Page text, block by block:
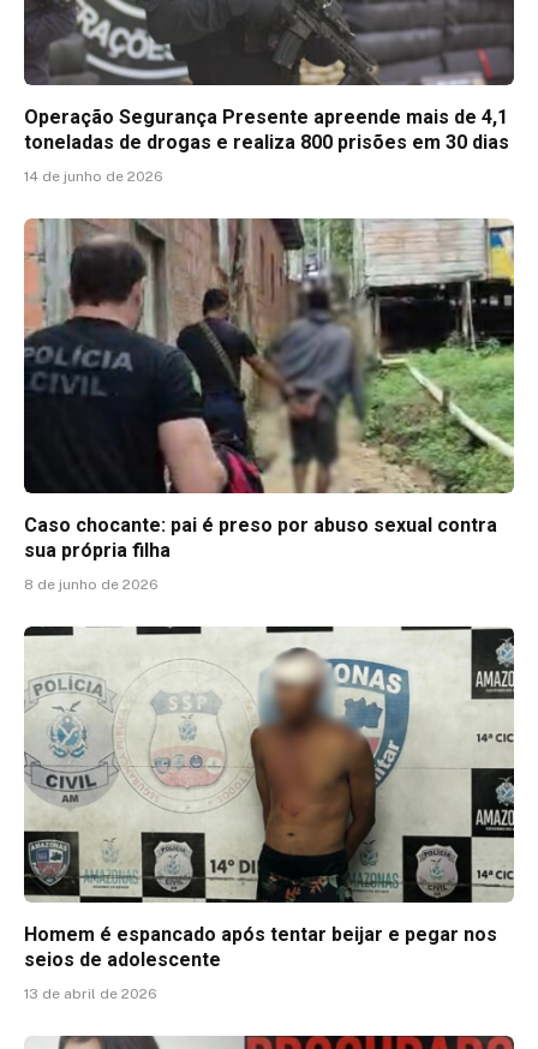
Operação Segurança Presente apreende mais de 4,1
toneladas de drogas e realiza 800 prisões em 30 dias
14 de junho de 2026
Caso chocante: pai é preso por abuso sexual contra
sua própria filha
8 de junho de 2026
Homem é espancado após tentar beijar e pegar nos
seios de adolescente
13 de abril de 2026